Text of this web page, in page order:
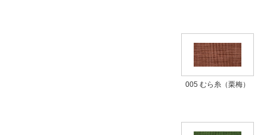
005 むら糸（栗梅）